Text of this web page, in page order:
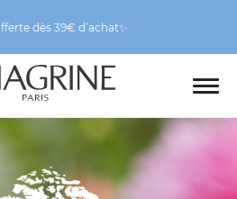
dès 39€ d’achat✨